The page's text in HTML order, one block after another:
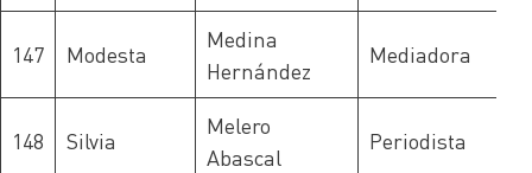
147 Modesta
Medina
Hernández
Mediadora
148 Silvia
Melero
Abascal
Periodista